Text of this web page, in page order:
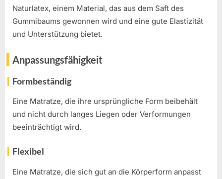
Naturlatex, einem Material, das aus dem Saft des
Gummibaums gewonnen wird und eine gute Elastizität
und Unterstützung bietet.
Anpassungsfähigkeit
Formbeständig
Eine Matratze, die ihre ursprüngliche Form beibehält
und nicht durch langes Liegen oder Verformungen
beeinträchtigt wird.
Flexibel
Eine Matratze, die sich gut an die Körperform anpasst